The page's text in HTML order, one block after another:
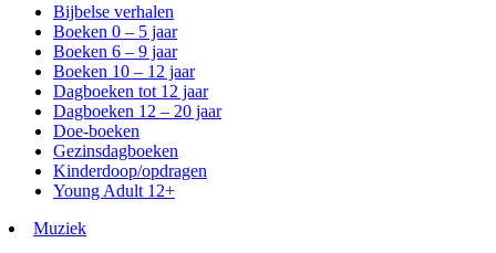
Bijbelse verhalen
Boeken 0 – 5 jaar
Boeken 6 – 9 jaar
Boeken 10 – 12 jaar
Dagboeken tot 12 jaar
Dagboeken 12 – 20 jaar
Doe-boeken
Gezinsdagboeken
Kinderdoop/opdragen
Young Adult 12+
Muziek